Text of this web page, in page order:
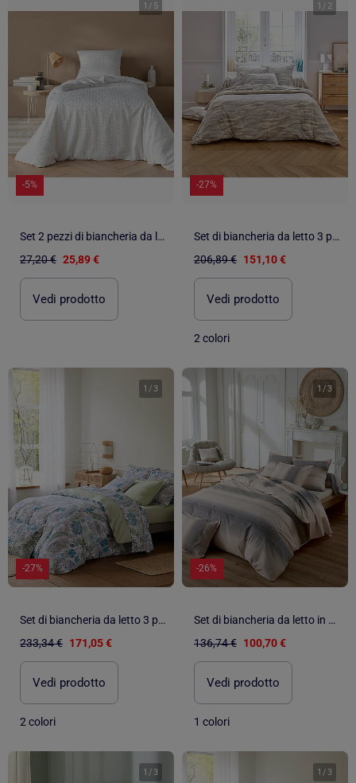
1 / 5
-5%
Set 2 pezzi di biancheria da letto reversibile in cotone goffrato + federa per cuscino
27,20 € 25,89 €
Vedi prodotto
1 / 2
-27%
Set di biancheria da letto 3 pezzi in cotone con motivo a onde + federe
206,89 € 151,10 €
Vedi prodotto
2 colori
1 /3
-27%
Set di biancheria da letto 3 pezzi, fodera in raso di cotone + federe
233,34 € 171,05 €
Vedi prodotto
2 colori
1 /3
-26%
Set di biancheria da letto in percalle di cotone a righe 3 pezzi, copertina e federe
136,74 € 100,70 €
Vedi prodotto
1 colori
1 / 3 1 /3